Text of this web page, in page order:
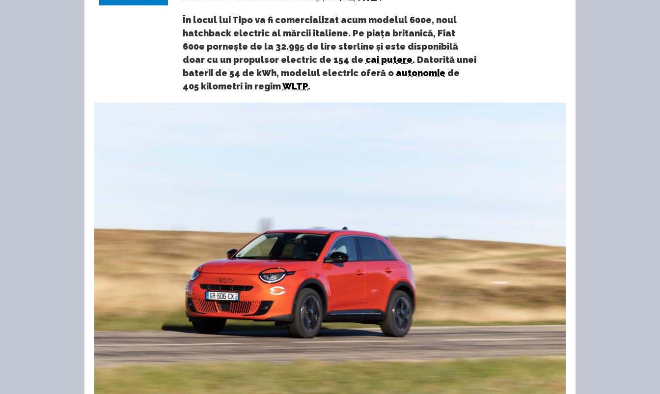
În locul lui Tipo va fi comercializat acum modelul 600e, noul
hatchback electric al mărcii italiene. Pe piața britanică, Fiat
600e pornește de la 32.995 de lire sterline și este disponibilă
doar cu un propulsor electric de 154 de cai putere. Datorită unei
baterii de 54 de kWh, modelul electric oferă o autonomie de
405 kilometri în regimWLTP.